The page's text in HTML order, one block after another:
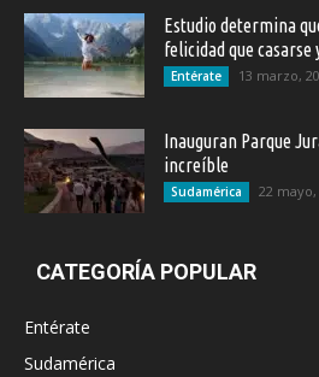
Estudio determina
felicidad que casarse
Entérate 13 marzo,
Inauguran Parque
increíble
Sudamérica 22 mayo,
CATEGORÍA POPULAR
Entérate
Sudamérica